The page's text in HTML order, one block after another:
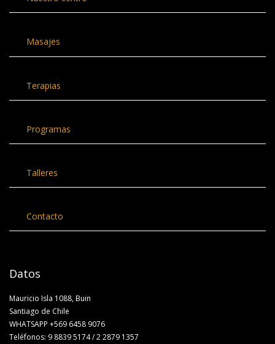
Masajes
Terapias
Programas
Talleres
Contacto
Datos
Mauricio Isla 1088, Buin
Santiago de Chile
WHATSAPP +569 6458 9076
Teléfonos: 9 8839 5174 / 2 2879 1357